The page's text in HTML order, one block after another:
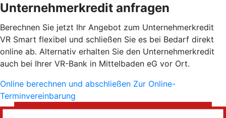
Unternehmerkredit anfragen
Berechnen Sie jetzt Ihr Angebot zum Unternehmerkredit
VR Smart flexibel und schließen Sie es bei Bedarf direkt
online ab. Alternativ erhalten Sie den Unternehmerkredit
auch bei Ihrer VR-Bank in Mittelbaden eG vor Ort.
Online berechnen und abschließen Zur Online-
Terminvereinbarung